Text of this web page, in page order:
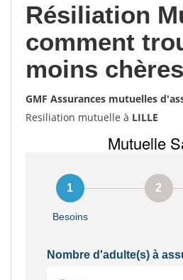
Résiliation
comment
moins chères
GMF Assurances mutuelles
Resiliation mutuelle à LILLE